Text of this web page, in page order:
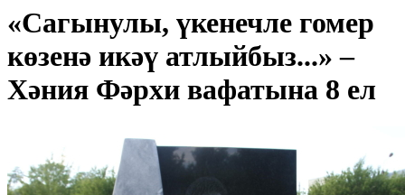
«Сагынулы, үкенечле гомер
көзенә икәү атлыйбыз...» –
Хәния Фәрхи вафатына 8 ел